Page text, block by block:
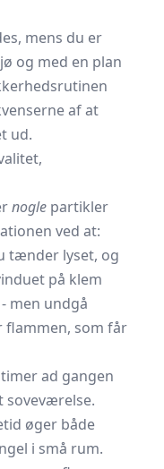
mens du er
og med en plan
af at
ud.
nogle partikler
ved at:
tænder lyset, og
på klem
men undgå
som får
ad gangen
soveværelse.
øger både
i små rum.